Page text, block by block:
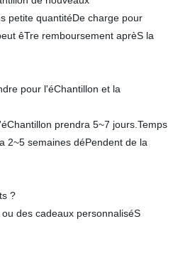
petite quantitéDe charge pour
êTre remboursement aprèS la
pour l'éChantillon et la
prendra 5~7 jours.Temps
2~5 semaines déPendent de la
?
des cadeaux personnaliséS